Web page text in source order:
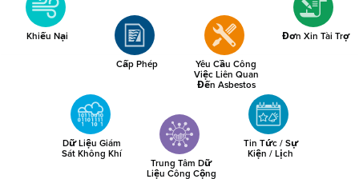
Khiếu Nại
Cấp Phép
Yêu Cầu Công
Việc Liên Quan
Đến Asbestos
Đơn Xin Tài Trợ
Dữ Liệu Giám
Sát Không Khí
Trung Tâm Dữ
Liệu Công Cộng
Tin Tức / Sự
Kiện / Lịch